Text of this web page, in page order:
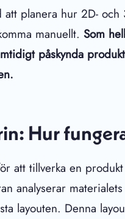
planera hur 2D- och
manuellt. Som
påskynda
Hur
att tillverka en
analyserar
layouten. Denna